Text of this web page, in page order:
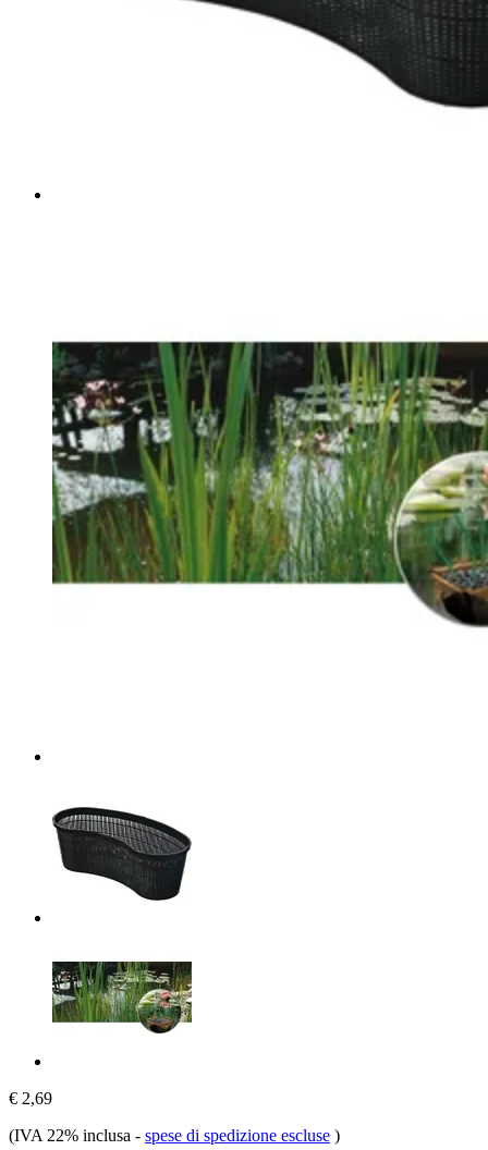
€ 2,69
(IVA 22% inclusa - spese di spedizione escluse )